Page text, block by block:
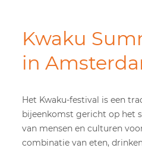
Kwaku
in
Het Kwaku-festival is een
bijeenkomst gericht op het
van mensen en culturen
combinatie van eten,